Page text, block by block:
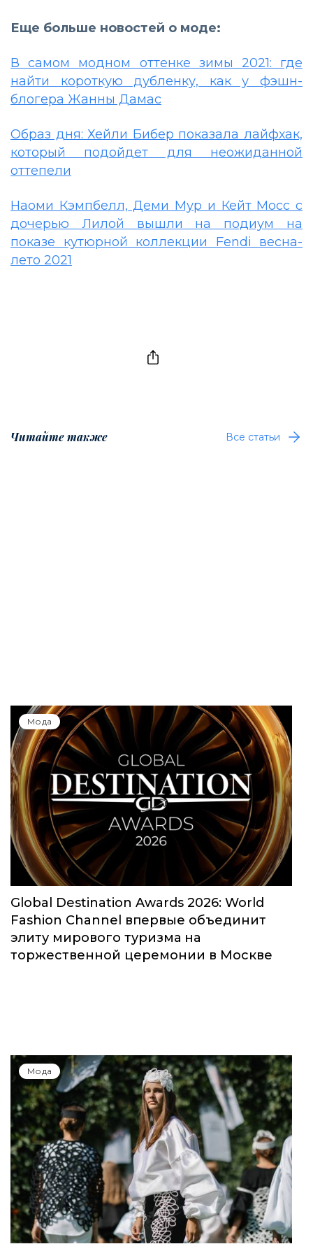
Еще больше новостей о моде:
В самом модном оттенке зимы 2021: где
найти короткую дубленку, как у фэшн-
блогера Жанны Дамас
Образ дня: Хейли Бибер показала лайфхак,
который подойдет для неожиданной
оттепели
Наоми Кэмпбелл, Деми Мур и Кейт Мосс с
дочерью Лилой вышли на подиум на
показе кутюрной коллекции Fendi весна-
лето 2021
Читайте также Все статьи
Мода
Global Destination Awards 2026: World
Fashion Channel впервые объединит
элиту мирового туризма на
торжественной церемонии в Москве
Мода